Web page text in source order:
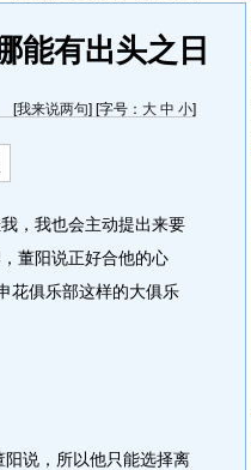
能有出头之日
[我来说两句] [字号： 大 中 小]
，我也会主动提出来要
董阳说正好合他的心
花俱乐部这样的大俱乐
阳说，所以他只能选择离